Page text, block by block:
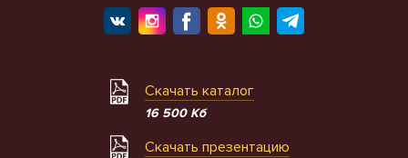
Скачать каталог
16 500 Кб
Скачать презентацию